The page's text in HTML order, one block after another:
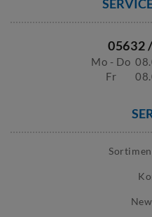
05632
Mo - Do
Fr